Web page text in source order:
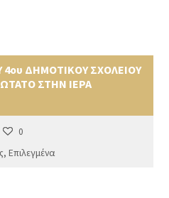
ΔΗΜΟΤΙΚΟΥ ΣΧΟΛΕΙΟΥ
ΣΤΗΝ ΙΕΡΑ
0
,Επιλεγμένα